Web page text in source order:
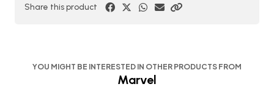
Share this product
YOU MIGHT BE INTERESTED IN OTHER PRODUCTS FROM
Marvel